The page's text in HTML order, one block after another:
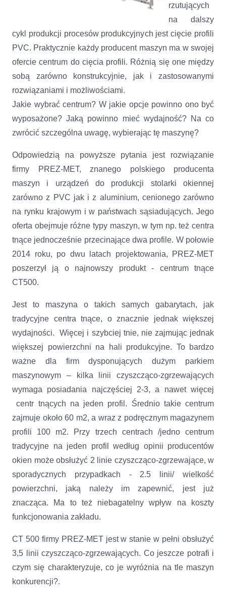
rzutujących
na dalszy
cykl produkcji procesów produkcyjnych jest cięcie profili
PVC. Praktycznie każdy producent maszyn ma w swojej
ofercie centrum do cięcia profili. Różnią się one między
sobą zarówno konstrukcyjnie, jak i zastosowanymi
rozwiązaniami i możliwościami.
Jakie wybrać centrum? W jakie opcje powinno ono być
wyposażone? Jaką powinno mieć wydajność? Na co
zwrócić szczególna uwagę, wybierając tę maszynę?
Odpowiedzią na powyższe pytania jest rozwiązanie
firmy PREZ-MET, znanego polskiego producenta
maszyn i urządzeń do produkcji stolarki okiennej
zarówno z PVC jak i z aluminium, cenionego zarówno
na rynku krajowym i w państwach sąsiadujących. Jego
oferta obejmuje różne typy maszyn, w tym np. też centra
tnące jednocześnie przecinające dwa profile. W połowie
2014 roku, po dwu latach projektowania, PREZ-MET
poszerzył ją o najnowszy produkt - centrum tnące
CT500.
Jest to maszyna o takich samych gabarytach, jak
tradycyjne centra tnące, o znacznie jednak większej
wydajności. Więcej i szybciej tnie, nie zajmując jednak
większej powierzchni na hali produkcyjne. To bardzo
ważne dla firm dysponujących dużym parkiem
maszynowym – kilka linii czyszcząco-zgrzewających
wymaga posiadania najczęściej 2-3, a nawet więcej
centr tnących na jeden profil. Średnio takie centrum
zajmuje około 60 m2, a wraz z podręcznym magazynem
profili 100 m2. Przy trzech centrach /jedno centrum
tradycyjne na jeden profil według opinii producentów
okien może obsłużyć 2 linie czyszcząco-zgrzewające, w
sporadycznych przypadkach - 2.5 linii/ wielkość
powierzchni, jaką należy im zapewnić, jest już
znacząca. Ma to też niebagatelny wpływ na koszty
funkcjonowania zakładu.
CT 500 firmy PREZ-MET jest w stanie w pełni obsłużyć
3,5 linii czyszcząco-zgrzewających. Co jeszcze potrafi i
czym się charakteryzuje, co je wyróżnia na tle maszyn
konkurencji?.